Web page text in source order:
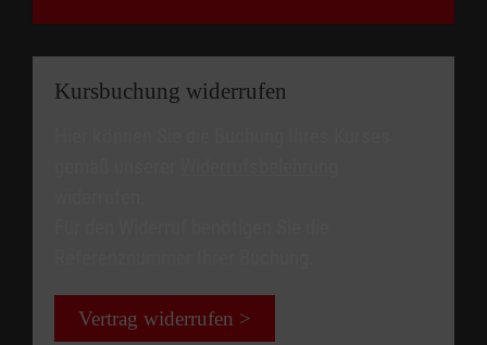
Kursbuchung widerrufen
Vertrag widerrufen >